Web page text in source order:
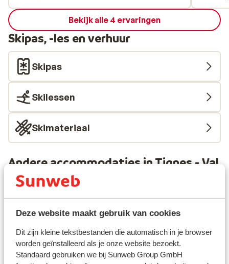
Deze website maakt gebruik van cookies
Dit zijn kleine tekstbestanden die automatisch in je browser
worden geïnstalleerd als je onze website bezoekt.
Standaard gebruiken we bij Sunweb Group GmbH
Bekijk alle 4 ervaringen
Skipas, -les en verhuur
Skipas
Skilessen
Skimateriaal
Andere accommodaties in Tignes - Val
d'Isère
Hotel Voulezvous
Chalet Skadi - extra ingekocht
Résidence Le Taos